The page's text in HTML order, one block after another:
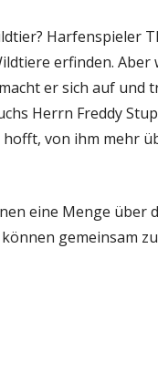
Harfenspieler
erfinden. Aber
er sich auf und
Herrn Freddy
von ihm mehr
eine Menge über
gemeinsam